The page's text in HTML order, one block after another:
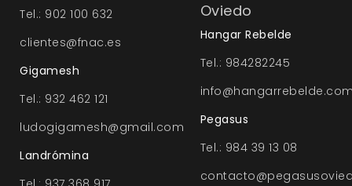
Tel.: 902 100 632
clientes@fnac.es
Gigamesh
Tel.: 932 462 121
ludogigamesh@gmail.com
Landrómina
Oviedo
Hangar Rebelde
Tel.: 984282245
Pegasus
Tel.: 984 39 13 08